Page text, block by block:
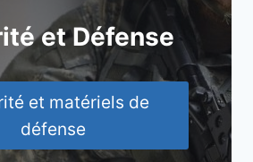
et Défense
et matériels de
défense